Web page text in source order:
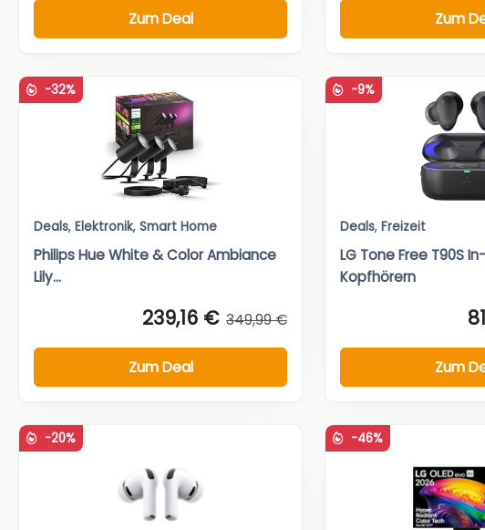
Zum Deal Zum
-32%
Deals, Elektronik, Smart Home
Philips Hue White & Color Ambiance
Lily...
239,16 € 349,99 €
Zum Deal
-9%
Deals, Freizeit
LG Tone Free T90S
Kopfhörern
Zum
-20% -46%